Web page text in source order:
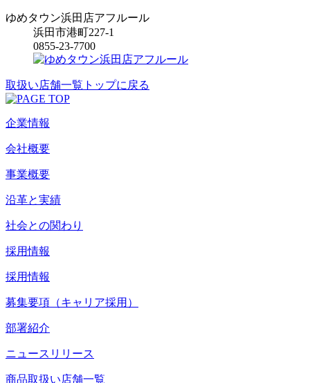
ゆめタウン浜田店アフルール
浜田市港町227-1
0855-23-7700
取扱い店舗一覧トップに戻る
企業情報
会社概要
事業概要
沿革と実績
社会との関わり
採用情報
採用情報
募集要項（キャリア採用）
部署紹介
ニュースリリース
商品取扱い店舗一覧